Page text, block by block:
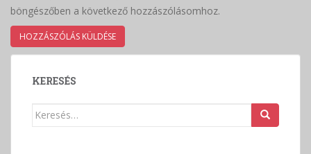
böngészőben a következő hozzászólásomhoz.
KERESÉS
Keresés: